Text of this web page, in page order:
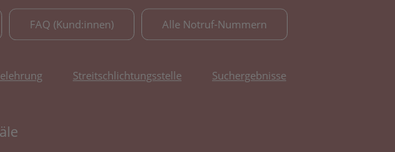
FAQ (Kund:innen) Alle Notruf-Nummern
Streitschlichtungsstelle Suchergebnisse